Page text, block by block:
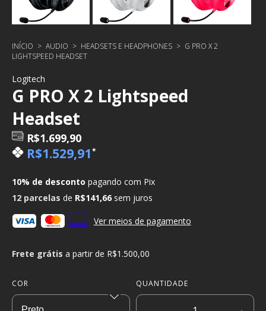
INÍCIO > AUDIO > HEADSETS E HEADPHONES > G PRO X 2
LIGHTSPEED HEADSET
Logitech
G PRO X 2 Lightspeed
Headset
R$1.699,90
R$1.529,91*
10% de desconto pagando com Pix
12 parcelas de R$141,66 sem juros
Ver meios de pagamento
Frete grátis a partir de R$1.500,00
COR QUANTIDADE